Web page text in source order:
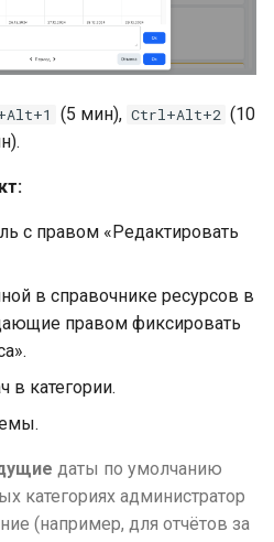
(5 мин), Ctrl+Alt+2 (10
с правом «Редактировать
в справочнике ресурсов в
правом фиксировать
в категории.
даты по умолчанию
категориях администратор
(например, для отчётов за